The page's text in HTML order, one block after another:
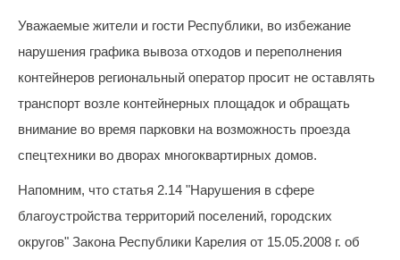
в
информационной
части
квитанции)
Приемная
8
(8142)
82-86
(с
08:00
Уважаемые жители и гости Республики, во избежание
нарушения графика вывоза отходов и переполнения
контейнеров региональный оператор просит не оставлять
транспорт возле контейнерных площадок и обращать
внимание во время парковки на возможность проезда
спецтехники во дворах многоквартирных домов.
Напомним, что статья 2.14 "Нарушения в сфере
благоустройства территорий поселений, городских
округов" Закона Республики Карелия от 15.05.2008 г. об